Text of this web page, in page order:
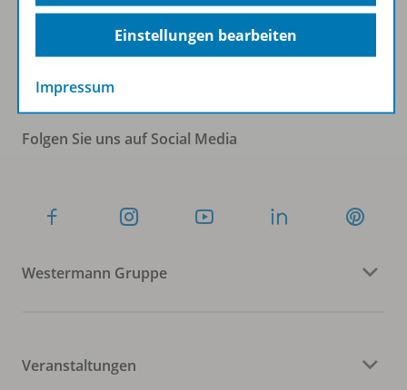
Zum Newsletter anmelden
Folgen Sie uns auf Social Media
Westermann Gruppe
Veranstaltungen
Einstellungen bearbeiten
Impressum